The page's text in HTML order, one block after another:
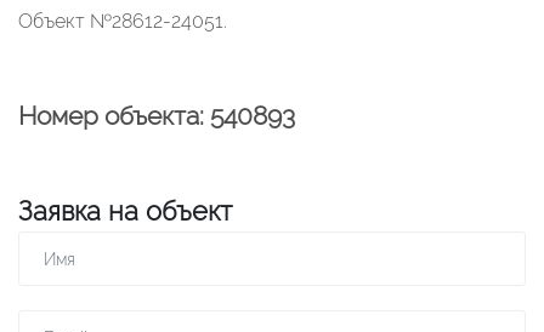
Объект №28612-24051.
Номер объекта: 540893
Заявка на объект